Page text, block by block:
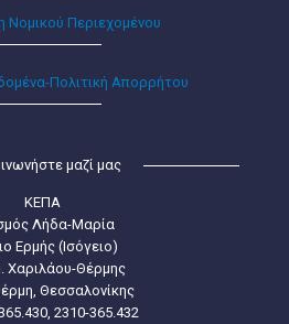
Νομικού Περιεχομένου
Πολιτική Απορρήτου
μαζί μας
ΚΕΠΑ
Λήδα-Μαρία
Ερμής (Ισόγειο)
Χαριλάου-Θέρμης
Θεσσαλονίκης
2310-365.432